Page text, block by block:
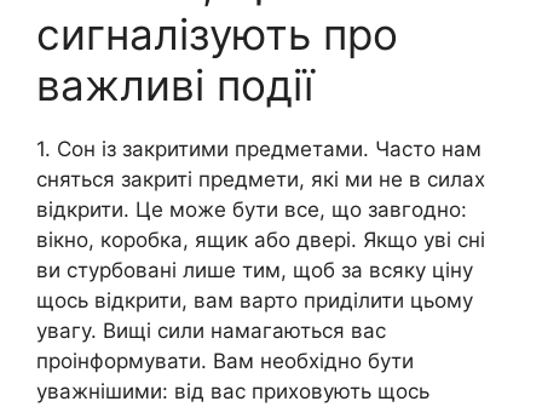
сигналізують про
важливі події
1. Сон із закритими предметами. Часто нам
сняться закриті предмети, які ми не в силах
відкрити. Це може бути все, що завгодно:
вікно, коробка, ящик або двері. Якщо уві сні
ви стурбовані лише тим, щоб за всяку ціну
щось відкрити, вам варто приділити цьому
увагу. Вищі сили намагаються вас
проінформувати. Вам необхідно бути
уважнішими: від вас приховують щось